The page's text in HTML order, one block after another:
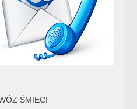
ŚMIECI